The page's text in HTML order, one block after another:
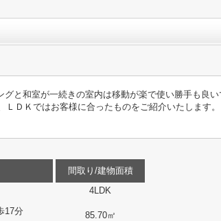
と和室が一続きの室内は移動が楽で使い勝手も良
ＤＫではお客様に合ったものをご紹介いたします
17分
間取り/建物面積
4LDK
85.70㎡